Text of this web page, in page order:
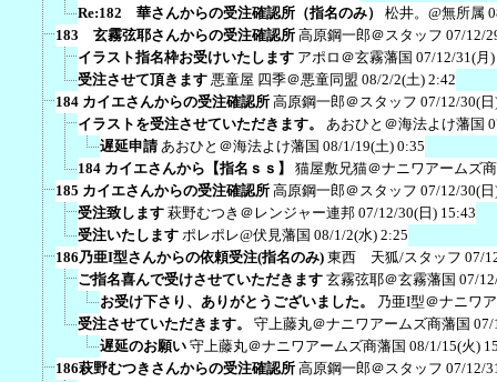
Re:182 華さんからの受注確認所（指名のみ）
松井。@無所属
183 玄霧弦耶さんからの受注確認所 高原鋼一郎＠スタッフ 07/12/
イラスト指名枠お受けいたします アポロ＠玄霧藩国 07/12/31(月
受注させて頂きます 悪童屋 四季＠悪童同盟 08/2/2(土) 2:42
184 カイエさんからの受注確認所 高原鋼一郎＠スタッフ 07/12/30(
イラストを受注させていただきます。
あおひと＠海法よけ藩国
遅延申請 あおひと＠海法よけ藩国 08/1/19(土) 0:35
184 カイエさんから【指名ｓｓ】
猫屋敷兄猫＠ナニワアームズ
185 カイエさんからの受注確認所 高原鋼一郎＠スタッフ 07/12/30(
受注致します 萩野むつき＠レンジャー連邦 07/12/30(日) 15:43
受注いたします ポレポレ@伏見藩国 08/1/2(水) 2:25
186乃亜I型さんからの依頼受注(指名のみ) 東西 天狐/スタッフ 07/
ご指名喜んで受けさせていただきます 玄霧弦耶＠玄霧藩国 07/
お受け下さり、ありがとうございました。
乃亜I型＠ナニワ
受注させていただきます。
守上藤丸＠ナニワアームズ商藩国 07/
遅延のお願い 守上藤丸＠ナニワアームズ商藩国 08/1/15(火)
186萩野むつきさんからの受注確認所 高原鋼一郎＠スタッフ 07/12/